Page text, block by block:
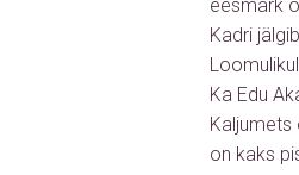
eesmärk
Kadri
Ka Edu
Kaljumets
on kaks